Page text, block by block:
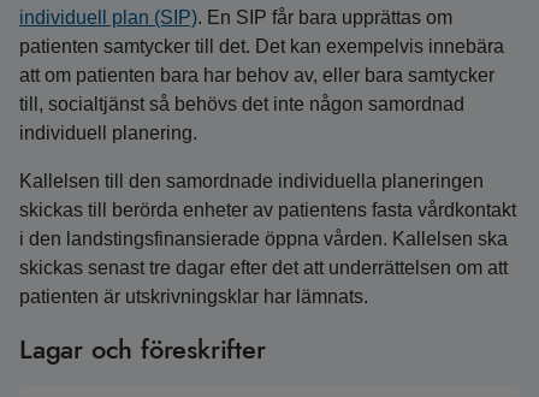
individuell plan (SIP). En SIP får bara upprättas om
patienten samtycker till det. Det kan exempelvis innebära
att om patienten bara har behov av, eller bara samtycker
till, socialtjänst så behövs det inte någon samordnad
individuell planering.
Kallelsen till den samordnade individuella planeringen
skickas till berörda enheter av patientens fasta vårdkontakt
i den landstingsfinansierade öppna vården. Kallelsen ska
skickas senast tre dagar efter det att underrättelsen om att
patienten är utskrivningsklar har lämnats.
Lagar och föreskrifter